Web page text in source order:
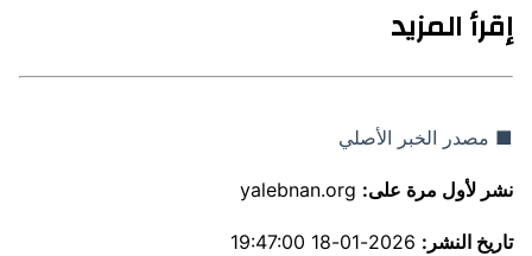
إقرأ المزيد
■ مصدر الخبر الأصلي
نشر لأول مرة على: yalebnan.org
تاريخ النشر: 2026-01-18 19:47:00